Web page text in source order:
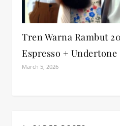
Tren Warna Rambut
Espresso + Undertone
March 5, 2026